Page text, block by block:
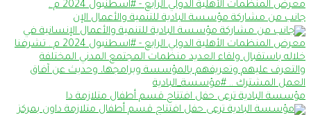
جانب من مشاركة مؤسسة البادية للتنمية والأعمال الإن
مؤسسة البادية ترعى حفل افتتاح قسم أطفال متلازمة دا